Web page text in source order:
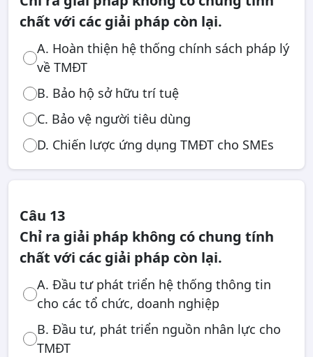
chất với các giải pháp còn lại.
A. Hoàn thiện hệ thống chính sách pháp lý
về TMĐT
B. Bảo hộ sở hữu trí tuệ
C. Bảo vệ người tiêu dùng
D. Chiến lược ứng dụng TMĐT cho SMEs
Câu 13
Chỉ ra giải pháp không có chung tính
chất với các giải pháp còn lại.
A. Đầu tư phát triển hệ thống thông tin
cho các tổ chức, doanh nghiệp
B. Đầu tư, phát triển nguồn nhân lực cho
TMĐT